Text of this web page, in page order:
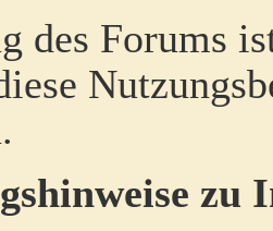
des Forums
zu